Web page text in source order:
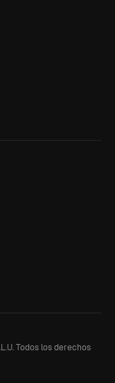
Todos los derechos